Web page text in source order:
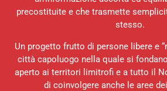
precostituite e che trasmette
stesso.
Un progetto frutto di persone libere e
città capoluogo nella quale si
aperto ai territori limitrofi e a tutto il
di coinvolgere anche le aree